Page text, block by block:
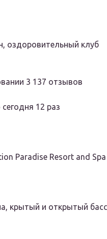
оздоровительный клуб
3 137 отзывов
12 раз
Paradise Resort and
крытый и открытый